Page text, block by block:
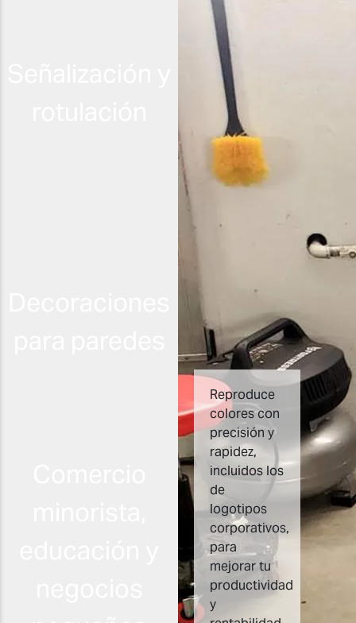
Reproduce
colores con
precisión y
rapidez,
incluidos los
de
logotipos
corporativos,
para
mejorar tu
productividad
y